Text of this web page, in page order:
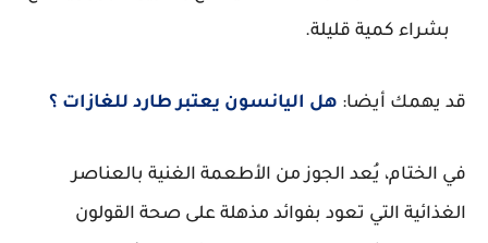
بشراء كمية قليلة.
قد يهمك أيضا: هل اليانسون يعتبر طارد للغازات ؟
في الختام، يُعد الجوز من الأطعمة الغنية بالعناصر
الغذائية التي تعود بفوائد مذهلة على صحة القولون